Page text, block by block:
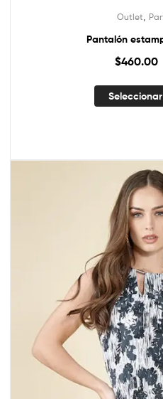
Outlet
Pantalón
$460.00